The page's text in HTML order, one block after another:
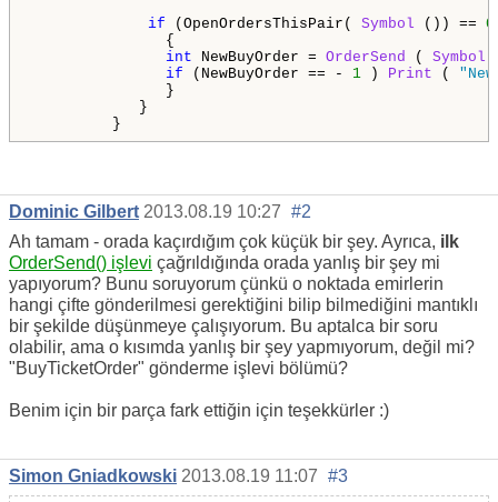
if (OpenOrdersThisPair( Symbol ()) == 0
{
int NewBuyOrder = OrderSend ( Symbol
if (NewBuyOrder == - 1 ) Print (
}
}
}
Dominic Gilbert 2013.08.19 10:27 #2
Ah tamam - orada kaçırdığım çok küçük bir şey. Ayrıca, ilk
OrderSend() işlevi çağrıldığında orada yanlış bir şey mi
yapıyorum? Bunu soruyorum çünkü o noktada emirlerin
hangi çifte gönderilmesi gerektiğini bilip bilmediğini mantıklı
bir şekilde düşünmeye çalışıyorum. Bu aptalca bir soru
olabilir, ama o kısımda yanlış bir şey yapmıyorum, değil mi?
"BuyTicketOrder" gönderme işlevi bölümü?
Benim için bir parça fark ettiğin için teşekkürler :)
Simon Gniadkowski 2013.08.19 11:07 #3